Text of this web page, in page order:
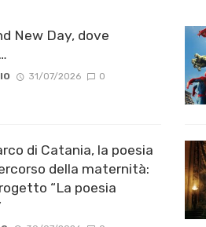
New Day, dove
31/07/2026 0
di Catania, la poesia
della maternità:
“La poesia